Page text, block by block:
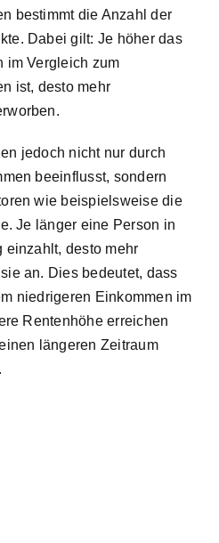
bestimmt die Anzahl der
Dabei gilt: Je höher das
im Vergleich zum
ist, desto mehr
jedoch nicht nur durch
beeinflusst, sondern
wie beispielsweise die
Je länger eine Person in
einzahlt, desto mehr
an. Dies bedeutet, dass
niedrigeren Einkommen im
Rentenhöhe erreichen
längeren Zeitraum